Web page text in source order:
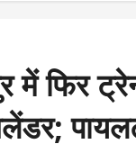
में फिर